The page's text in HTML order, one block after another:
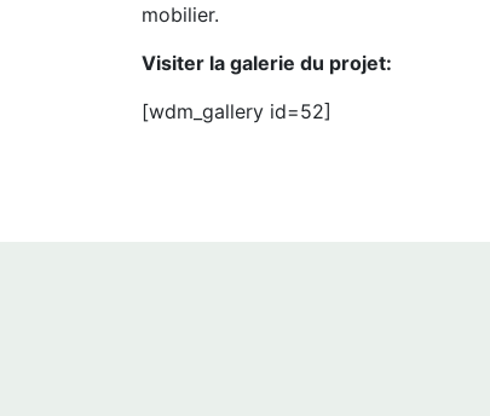
mobilier.
Visiter la galerie du projet:
[wdm_gallery id=52]